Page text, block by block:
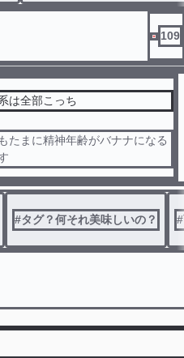
109
は全部こっち
たまに精神年齢がバナナになる
#タグ？何それ美味しいの？ #